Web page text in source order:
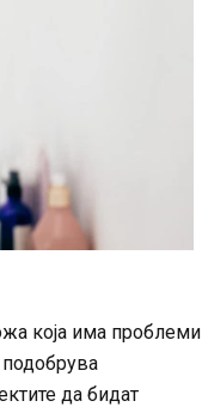
која има проблеми
да бидат